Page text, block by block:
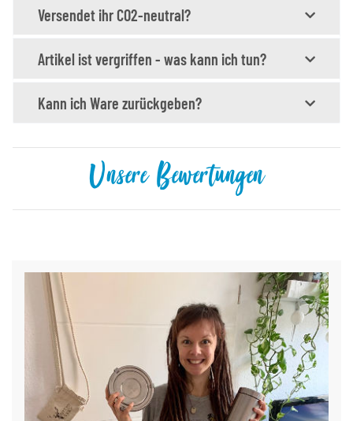
Versendet ihr CO2-neutral?
Artikel ist vergriffen - was kann ich tun?
Kann ich Ware zurückgeben?
Unsere Bewertungen